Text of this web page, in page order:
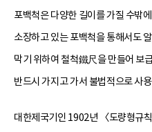
포백척은 다양한 길이를 가질 수밖
소장하고 있는 포백척을 통해서도
막기 위하여 철척鐵尺을 만들어 보
반드시 가지고 가서 불법적으로 사
대한제국기인 1902년 〈도량형규